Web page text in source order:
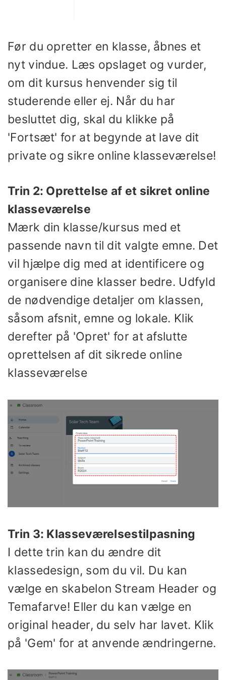
Før du opretter en klasse, åbnes et
nyt vindue. Læs opslaget og vurder,
om dit kursus henvender sig til
studerende eller ej. Når du har
besluttet dig, skal du klikke på
'Fortsæt' for at begynde at lave dit
private og sikre online klasseværelse!
Trin 2: Oprettelse af et sikret online
klasseværelse
Mærk din klasse/kursus med et
passende navn til dit valgte emne. Det
vil hjælpe dig med at identificere og
organisere dine klasser bedre. Udfyld
de nødvendige detaljer om klassen,
såsom afsnit, emne og lokale. Klik
derefter på 'Opret' for at afslutte
oprettelsen af ​​dit sikrede online
klasseværelse
Trin 3: Klasseværelsestilpasning
I dette trin kan du ændre dit
klassedesign, som du vil. Du kan
vælge en skabelon Stream Header og
Temafarve! Eller du kan vælge en
original header, du selv har lavet. Klik
på 'Gem' for at anvende ændringerne.